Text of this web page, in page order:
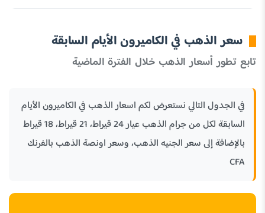
سعر الذهب في الكاميرون الأيام السابقة
تابع تطور أسعار الذهب خلال الفترة الماضية
في الجدول التالي نستعرض لكم اسعار الذهب في الكاميرون الأيام
السابقة لكل من جرام الذهب عيار 24 قيراط، 21 قيراط، 18 قيراط
بالإضافة إلى سعر الجنيه الذهب، وسعر اونصة الذهب بالفرنك
CFA